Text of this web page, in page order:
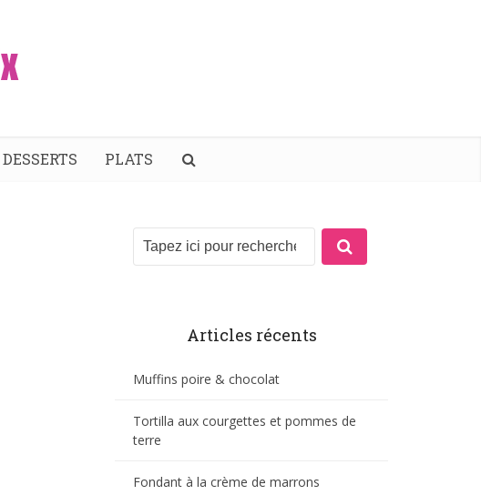
DESSERTS PLATS
Articles récents
Muffins poire & chocolat
Tortilla aux courgettes et pommes de
terre
Fondant à la crème de marrons